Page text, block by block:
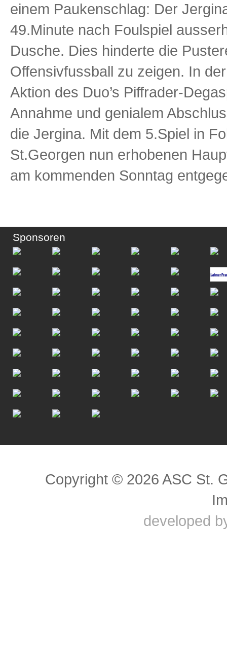
einem Paukenschlag: Der
49.Minute nach Foulspiel
Dusche. Dies hinderte die
Offensivfussball zu zeigen. In
Aktion des Duo’s Piffrader-
Annahme und genialem
die Jergina. Mit dem 5.Spiel in
St.Georgen nun erhobenen
am kommenden Sonntag
Sponsoren
Copyright © 2026 ASC St.
developed